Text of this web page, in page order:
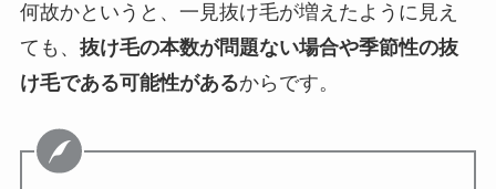
何故かというと、一見抜け毛が増えたように見え
ても、 抜け毛の本数が問題ない場合や季節性の抜
け毛である可能性があるからです。